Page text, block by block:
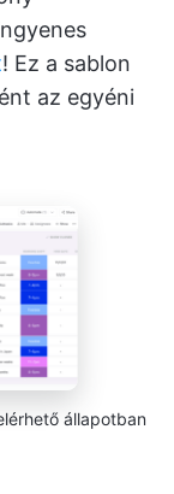
! Ez a sablon
az egyéni
állapotban